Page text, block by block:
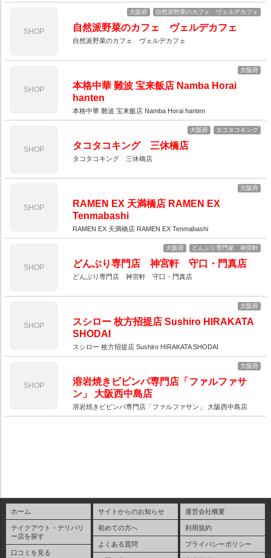
SHOP
大阪府 自然派野菜のカフェ ヴェルデカフェ
自然派野菜のカフェ ヴェルデカフェ
自然派野菜のカフェ ヴェルデカフェ
SHOP
大阪府
本格中華 難波 宝来飯店 Namba Horai
hanten
本格中華 難波 宝来飯店 Namba Horai hanten
SHOP
大阪府 タコタコキング
タコタコキング 三休橋店
タコタコキング 三休橋店
SHOP
大阪府
RAMEN EX 天満橋店 RAMEN EX
Tenmabashi
RAMEN EX 天満橋店 RAMEN EX Tenmabashi
SHOP
大阪府 どんぶり専門家 神宮軒
どんぶり専門店 神宮軒 守口・門真店
どんぶり専門店 神宮軒 守口・門真店
SHOP
大阪府
スシロー 枚方招提店 Sushiro HIRAKATA
SHODAI
スシロー 枚方招提店 Sushiro HIRAKATA SHODAI
SHOP
大阪府
溶岩焼きビビンパ専門店「ファルファサ
ン」 大阪西中島店
溶岩焼きビビンパ専門店「ファルファサン」 大阪西中島店
ホーム
テイクアウト・デリバリ
ー店を探す
口コミを見る
サイトからのお知らせ
初めての方へ
よくある質問
運営会社概要
利用規約
プライバシーポリシー